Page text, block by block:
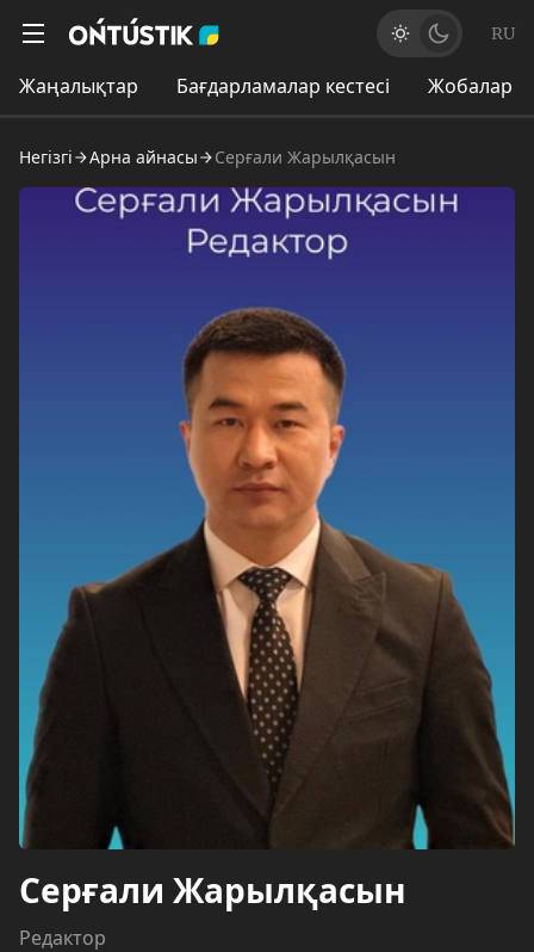
RU
Жаңалықтар Бағдарламалар кестесі Жобалар
Негізгі Арна айнасы Серғали Жарылқасын
Серғали Жарылқасын
Редактор